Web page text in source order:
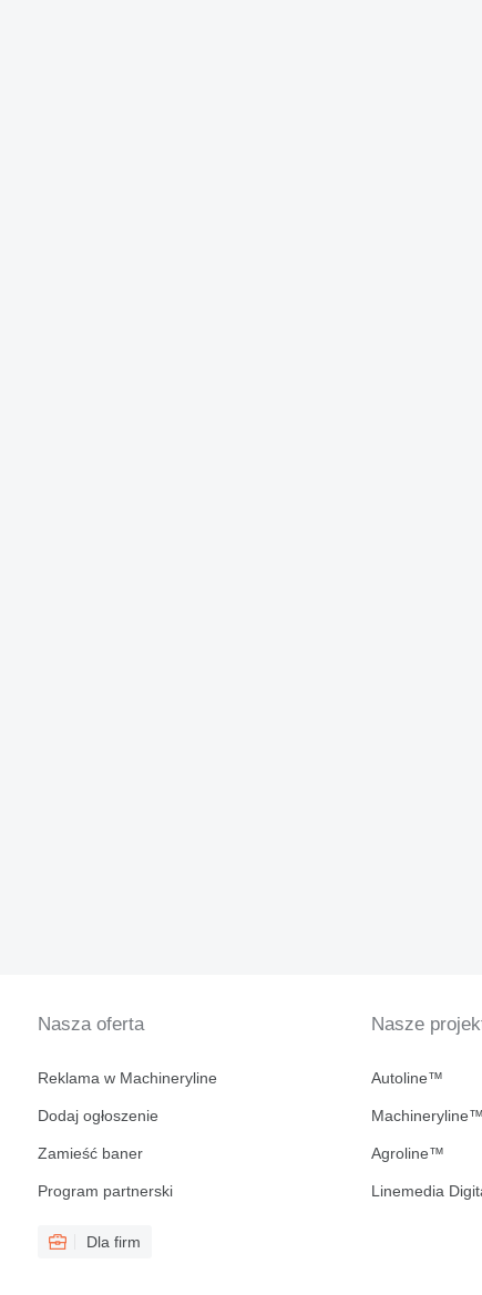
Nasza oferta
Reklama w Machineryline
Dodaj ogłoszenie
Zamieść baner
Program partnerski
Dla firm
Nasze
Autoline™
Machineryline™
Agroline™
Linemedia